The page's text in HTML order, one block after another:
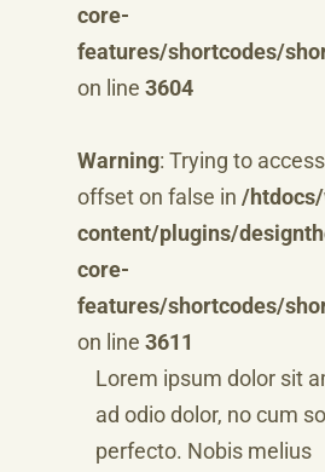
core-
features/shortcodes/
on line 3604
Warning: Trying to
offset on false in /
content/plugins/
core-
features/shortcodes/
on line 3611
Lorem ipsum dolor sit
ad odio dolor, no cum
perfecto. Nobis melius